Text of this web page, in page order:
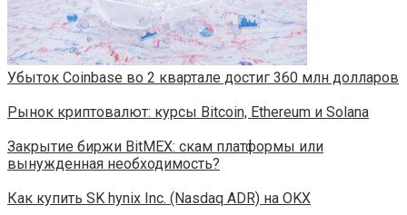
Убыток Coinbase во 2 квартале достиг 360 млн долларов
Рынок криптовалют: курсы Bitcoin, Ethereum и Solana
Закрытие биржи BitMEX: скам платформы или
вынужденная необходимость?
Как купить SK hynix Inc. (Nasdaq ADR) на OKX